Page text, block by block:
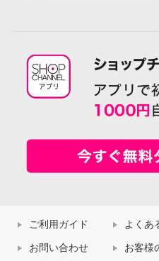
ご利用ガイド よくあ
お問い合わせ お客様